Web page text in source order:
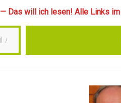
— Das will ich lesen! Alle Links